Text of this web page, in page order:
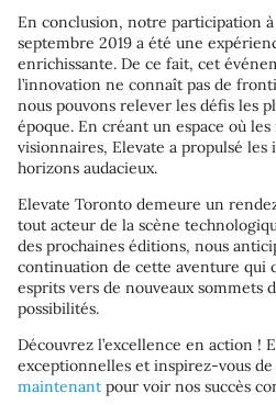
En conclusion, notre participation
septembre 2019 a été une
enrichissante. De ce fait, cet
l’innovation ne connaît pas de
nous pouvons relever les défis les
époque. En créant un espace où
visionnaires, Elevate a propulsé les
horizons audacieux.
Elevate Toronto demeure un
tout acteur de la scène
des prochaines éditions, nous
continuation de cette aventure qui
esprits vers de nouveaux sommets
possibilités.
Découvrez l’excellence en action !
exceptionnelles et inspirez-vous
maintenantpour voir nos succès